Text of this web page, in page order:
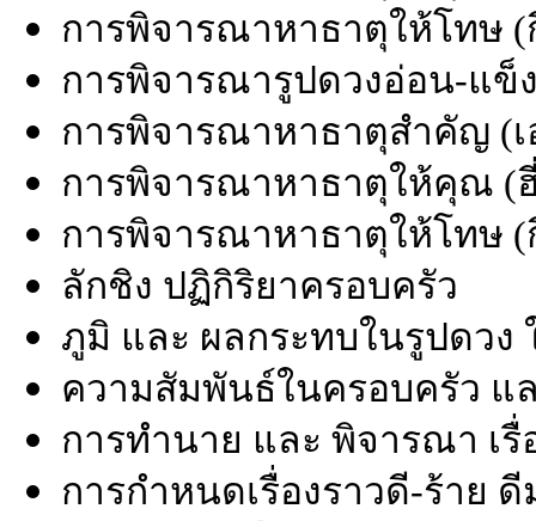
การพิจารณาหาธาตุให้โทษ
การพิจารณารูปดวงอ่อน-แข็
การพิจารณาหาธาตุสำคัญ (เ
การพิจารณาหาธาตุให้คุณ (
การพิจารณาหาธาตุให้โทษ (
ลักชิง ปฏิกิริยาครอบครัว
ภูมิ และ ผลกระทบในรูปดวง
ความสัมพันธ์ในครอบครัว
การทำนาย และ พิจารณา เ
การกำหนดเรื่องราวดี-ร้าย